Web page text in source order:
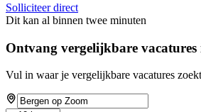
Solliciteer direct
Dit kan al binnen twee minuten
Ontvang vergelijkbare
Vul in waar je vergelijkbare vacatures